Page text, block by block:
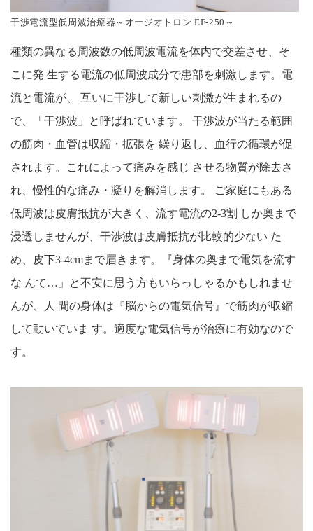
干渉電流型低周波治療器～オージオトロン EF-250～
種類の異なる周波数の低周波電流を体内で交差させ、そ
こに発 生する電流の低周波成分で患部を刺激します。電
流と電流が、 互いに干渉して新しい刺激が生まれるの
で、「干渉波」と呼ばれています。 干渉波が当たる範囲
の筋肉・血管は収縮・拡張を 繰り返し、血行の循環が促
されます。これによって痛みを感じ させる物質が除去さ
れ、慢性的な痛み・凝りを解消します。 ご家庭にもある
低周波は皮膚抵抗が大きく、流す電流の2-3割 しか奥まで
浸透しませんが、干渉波は皮膚抵抗が比較的少ない た
め、皮下3-4cmまで届きます。『身体の奥まで電気を流す
な んて…」と不安に思う方もいらっしゃるかもしれませ
んが、人 間の身体は『脳からの電気信号』で筋肉が収縮
して動いていま す。適度な電気信号が治療に有効なので
す。